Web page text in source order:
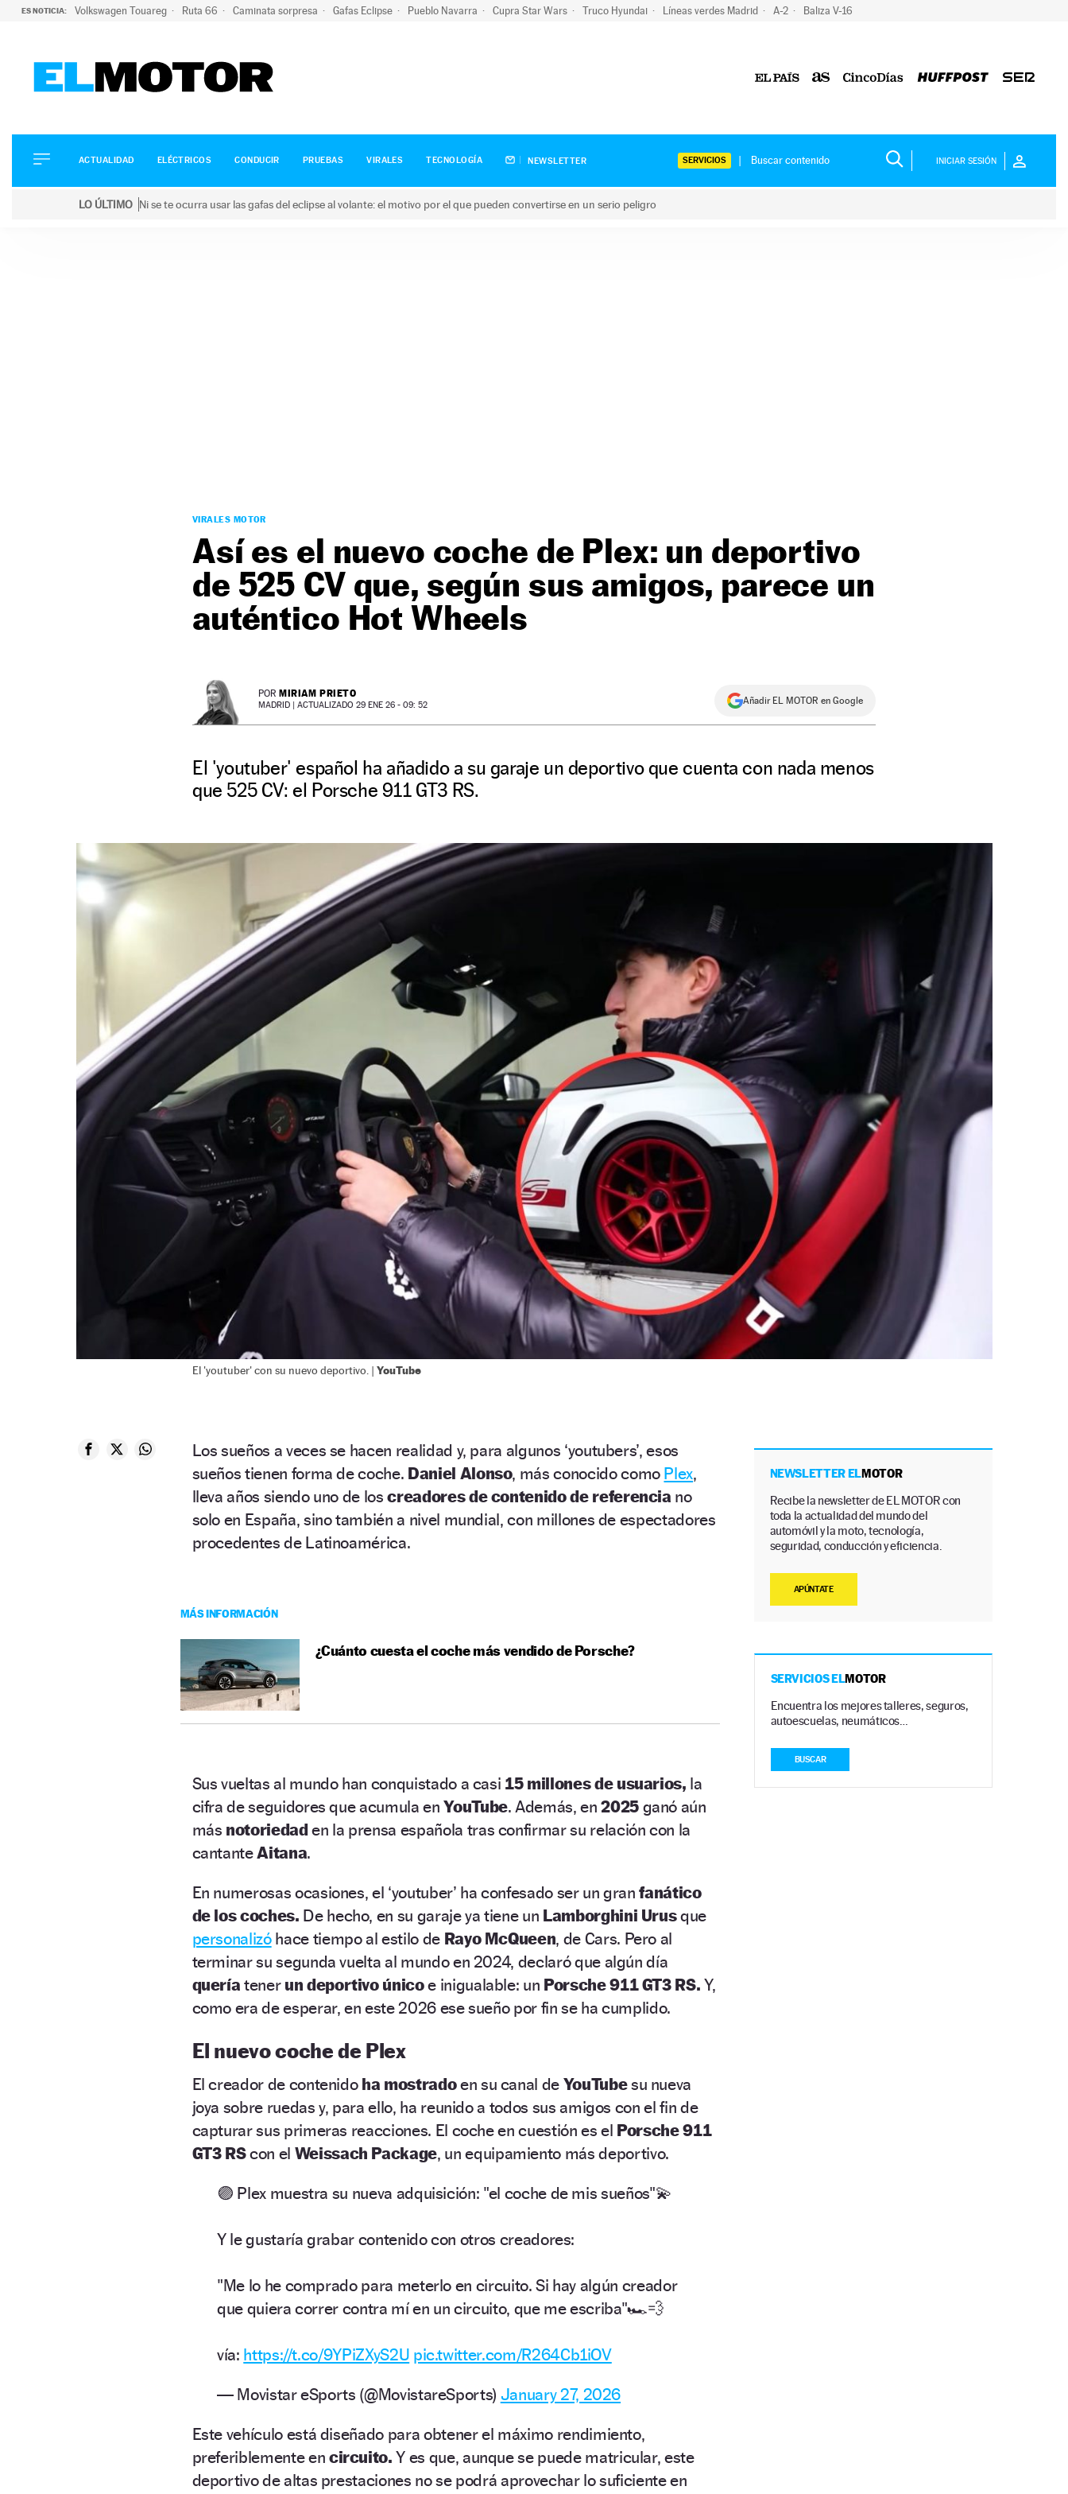
ES NOTICIA: Volkswagen Touareg Ruta 66 Caminata sorpresa Gafas Eclipse Pueblo Navarra Cupra Star Wars Truco Hyundai Líneas verdes Madrid A-2 Baliza V-16
ELÉCTRICOS
CONDUCIR
ACTUALIDAD ELÉCTRICOS CONDUCIR PRUEBAS VIRALES TECNOLOGÍA NEWSLETTER SERVICIOS INICIAR SESIÓN
LO ÚLTIMO Ni se te ocurra usar las gafas del eclipse al volante: el motivo por el que pueden convertirse en un serio peligro
VIRALES MOTOR
Así es el nuevo coche de Plex: un deportivo
de 525 CV que, según sus amigos, parece un
auténtico Hot Wheels
POR MIRIAM PRIETO
MADRID | ACTUALIZADO 29 ENE 26 - 09: 52 Añadir EL MOTOR en Google
El 'youtuber' español ha añadido a su garaje un deportivo que cuenta con nada menos
que 525 CV: el Porsche 911 GT3 RS.
El 'youtuber' con su nuevo deportivo. | YouTube
Los sueños a veces se hacen realidad y, para algunos ‘youtubers’, esos
sueños tienen forma de coche. Daniel Alonso, más conocido como Plex,
lleva años siendo uno de loscreadores de contenido de referencia no
solo en España, sino también a nivel mundial, con millones de espectadores
procedentes de Latinoamérica.
MÁS INFORMACIÓN
¿Cuánto cuesta el coche más vendido de Porsche?
Sus vueltas al mundo han conquistado a casi 15 millones de usuarios, la
cifra de seguidores que acumula enYouTube. Además, en2025 ganó aún
más notoriedaden la prensa española tras confirmar su relación con la
cantanteAitana.
En numerosas ocasiones, el ‘youtuber’ ha confesado ser un granfanático
de los coches. De hecho, en su garaje ya tiene un Lamborghini Urusque
personalizóhace tiempo al estilo de Rayo McQueen, de Cars. Pero al
terminar su segunda vuelta al mundo en 2024, declaró que algún día
quería tener un deportivo únicoe inigualable: un Porsche 911 GT3 RS.Y,
como era de esperar, en este 2026 ese sueño por fin se ha cumplido.
El nuevo coche de Plex
El creador de contenido ha mostradoen su canal de YouTubesu nueva
joya sobre ruedas y, para ello, ha reunido a todos sus amigos con el fin de
capturar sus primeras reacciones. El coche en cuestión es el Porsche 911
GT3 RScon el Weissach Package, un equipamiento más deportivo.
🟣 Plex muestra su nueva adquisición: "el coche de mis sueños"💫
Y le gustaría grabar contenido con otros creadores:
"Me lo he comprado para meterlo en circuito. Si hay algún creador
que quiera correr contra mí en un circuito, que me escriba"🏎️💨
vía: https://t.co/9YPiZXyS2U pic.twitter.com/R264Cb1iOV
— Movistar eSports (@MovistareSports) January 27, 2026
Este vehículo está diseñado para obtener el máximo rendimiento,
preferiblemente en circuito. Y es que, aunque se puede matricular, este
deportivo de altas prestaciones no se podrá aprovechar lo suficiente en
NEWSLETTER ELMOTOR
Recibe la newsletter de EL MOTOR con
toda la actualidad del mundo del
automóvil y la moto, tecnología,
seguridad, conducción y eficiencia.
APÚNTATE
SERVICIOS ELMOTOR
Encuentra los mejores talleres, seguros,
autoescuelas, neumáticos…
BUSCAR